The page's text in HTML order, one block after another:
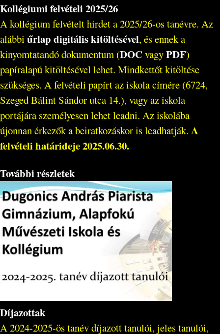
Kollégiumi felvételi 2025/26
A kollégium felvételt hirdet a 2025/26-os tanévre. Az
alábbi űrlap digitális kitöltésével, és ennek a
kinyomtatandó dokumentum (DOC vagyPDF)
papíralapú kitöltésével lehet. Mindkettőt kitöltése
szükséges. A felvételi papírt az iskola címére (6724,
Szeged Bálint Sándor utca 14.), vagy az iskola
portájára személyesen lehet leadni. Az iskolába
újonnan érkezők a beiratkozáskor is leadhatják. A
felvételi határideje 2025.06.30.
További részletek
Díjazottak
A 2024-2025-ös tanév díjazott tanulói, jeles tanulói,